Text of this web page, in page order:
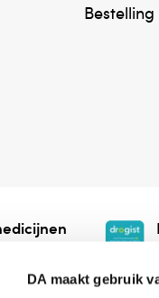
DA maakt gebruik
verkopen.